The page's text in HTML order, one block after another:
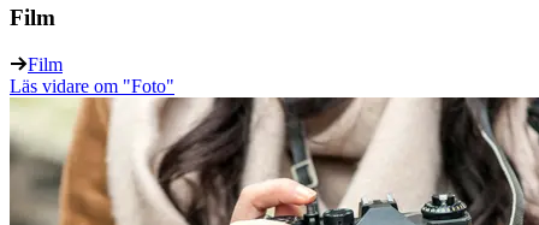
Film
Film
Läs vidare om "Foto"